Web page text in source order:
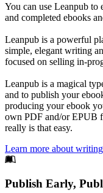
You can use Leanpub to
and completed ebooks
Leanpub is a powerful
simple, elegant writing
focused on selling in-
Leanpub is a magical
and to publish your
producing your ebook
own PDF and/or EPUB
really is that easy.
Learn more about
Footer
Publish Early,